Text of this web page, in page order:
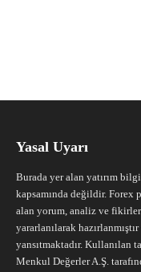
Yasal Uyarı
Burada yer alan yatırım
kapsamında değildir. Forex
alan yorum, analiz ve
yararlanılarak
yansıtmaktadır. Kullanılan
Menkul Değerler A.Ş.